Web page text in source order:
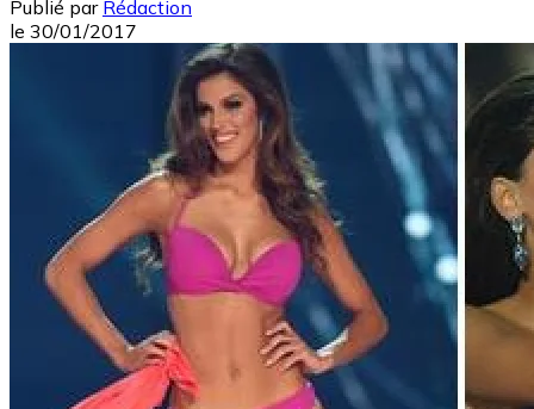
Publié par Rédaction
le 30/01/2017